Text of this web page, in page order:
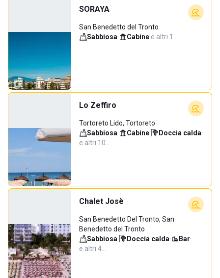
SORAYA
San Benedetto del Tronto
Sabbiosa· Cabine·e altri 1…
Lo Zeffiro
Tortoreto Lido, Tortoreto
Sabbiosa· Cabine· Doccia calda·
e altri 10…
Chalet Josè
San Benedetto Del Tronto, San
Benedetto del Tronto
Sabbiosa· Doccia calda· Bar·
e altri 4…